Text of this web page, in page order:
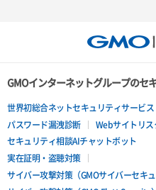
GMOインターネットグループのセ
世界初総合ネットセキュリティサービス
パスワード漏洩診断
Webサイトリス
セキュリティ相談AIチャットボット
実在証明・盗聴対策
サイバー攻撃対策（GMOサイバーセキ